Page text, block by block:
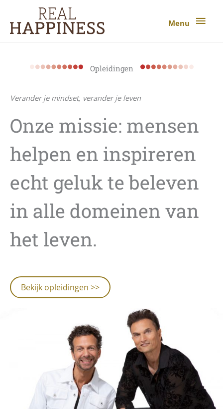
inhoud
Menu
Opleidingen
Verander je mindset, verander je leven
Onze missie: mensen
helpen en inspireren
echt geluk te beleven
in alle domeinen van
het leven.
Bekijk opleidingen >>